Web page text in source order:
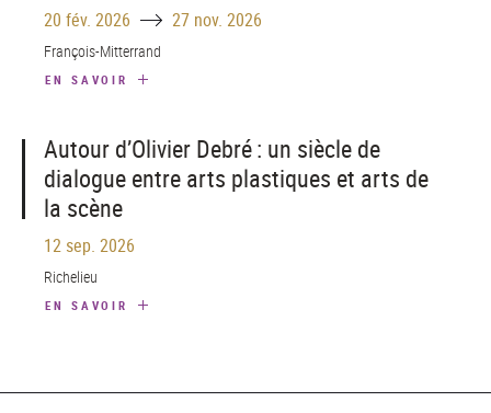
20 fév. 2026 Until 27 nov. 2026
François-Mitterrand
EN SAVOIR
Autour d’Olivier Debré : un siècle de
dialogue entre arts plastiques et arts de
la scène
12 sep. 2026
Richelieu
EN SAVOIR